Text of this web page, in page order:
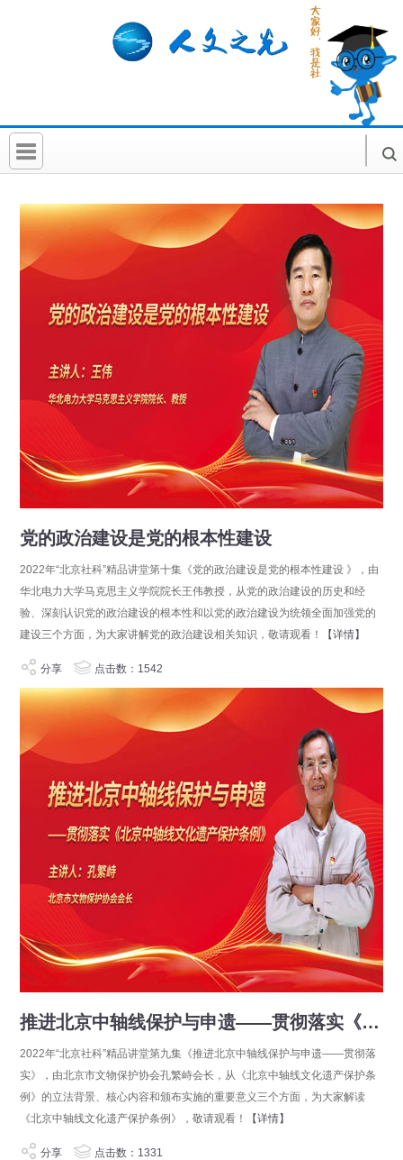
社科要闻
人文北京
社科卡片
科普活动
党的政治建设是党的根本性建设
2022年“北京社科”精品讲堂第十集《党的政治建设是党的根本性建设 》，由
华北电力大学马克思主义学院院长王伟教授，从党的政治建设的历史和经
验、深刻认识党的政治建设的根本性和以党的政治建设为统领全面加强党的
建设三个方面，为大家讲解党的政治建设相关知识，敬请观看！
【详情】
分享 点击数：1542
推进北京中轴线保护与申遗——贯彻落实《北京中轴线文化遗产保护条例》
2022年“北京社科”精品讲堂第九集《推进北京中轴线保护与申遗——贯彻落
实》，由北京市文物保护协会孔繁峙会长，从《北京中轴线文化遗产保护条
例》的立法背景、核心内容和颁布实施的重要意义三个方面，为大家解读
《北京中轴线文化遗产保护条例》，敬请观看！
【详情】
分享 点击数：1331